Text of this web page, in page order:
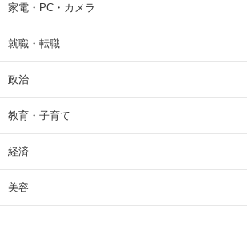
家電・PC・カメラ
就職・転職
政治
教育・子育て
経済
美容